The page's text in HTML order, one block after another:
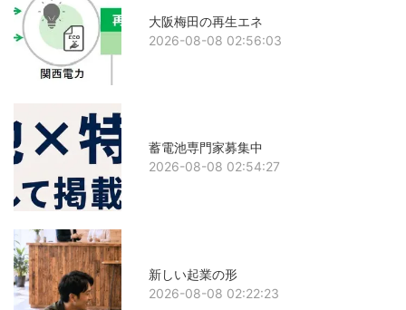
大阪梅田の再生エネ
2026-08-08 02:56:03
蓄電池専門家募集中
2026-08-08 02:54:27
新しい起業の形
2026-08-08 02:22:23